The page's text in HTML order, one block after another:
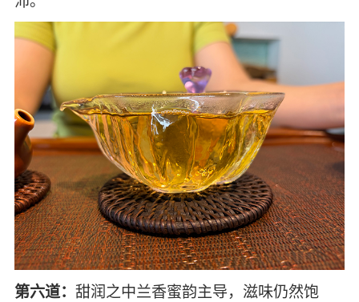
第六道： 甜润之中兰香蜜韵主导，滋味仍然饱